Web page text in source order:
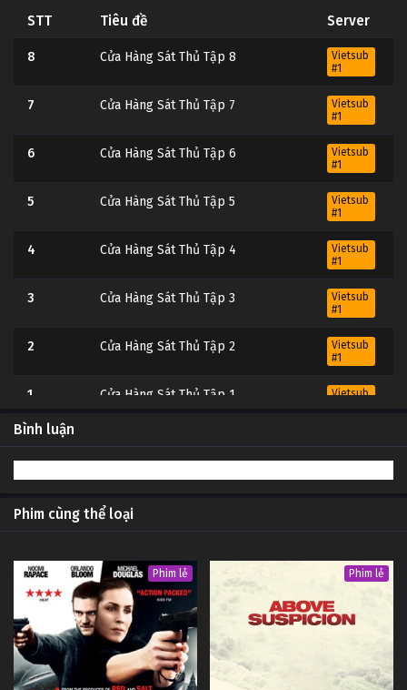
STT Tiêu đề Server
8 Cửa Hàng Sát Thủ Tập 8
Vietsub
#1
7 Cửa Hàng Sát Thủ Tập 7
Vietsub
#1
6 Cửa Hàng Sát Thủ Tập 6
Vietsub
#1
5 Cửa Hàng Sát Thủ Tập 5
Vietsub
#1
4 Cửa Hàng Sát Thủ Tập 4
Vietsub
#1
3 Cửa Hàng Sát Thủ Tập 3
Vietsub
#1
2 Cửa Hàng Sát Thủ Tập 2
Vietsub
#1
1 Cửa Hàng Sát Thủ Tập 1
Vietsub
Bình luận
Phim cùng thể loại
Phim lẻ Phim lẻ